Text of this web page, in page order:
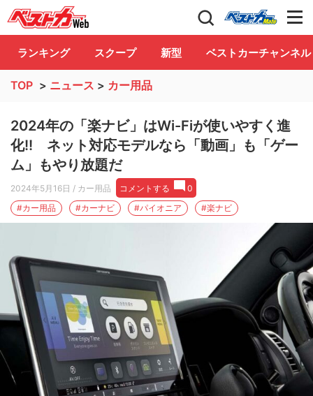
自動車情報誌「ベストカー」 Club
ランキング スクープ 新型 ベストカーチャンネル
TOP > ニュース > カー用品
2024年の「楽ナビ」はWi-Fiが使いやすく進
化!! ネット対応モデルなら「動画」も「ゲー
ム」もやり放題だ
2024年5月16日 / カー用品 コメントする
0
#カー用品
#カーナビ #パイオニア #楽ナビ